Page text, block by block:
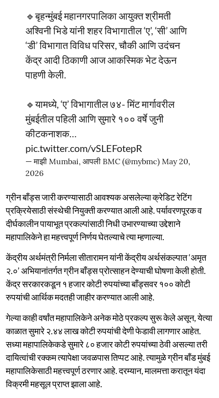
🔹बृहन्मुंबई महानगरपालिका आयुक्त श्रीमती
अश्विनी भिडे यांनी शहर विभागातील ‘ए’, ‘सी’ आणि
‘डी’ विभागात विविध परिसर, चौकी आणि उदंचन
केंद्र आदी ठिकाणी आज आकस्मिक भेट देऊन
पाहणी केली.
🔹यामध्ये, ‘ए’ विभागातील ७४- मिंट मार्गावरील
मुंबईतील पहिली आणि सुमारे १०० वर्षे जुनी
कीटकनाशक…
pic.twitter.com/vSLEFotepR
— माझी Mumbai, आपली BMC (@mybmc) May 20,
2026
ग्रीन बाँड्स जारी करण्यासाठी आवश्यक असलेल्या क्रेडिट रेटिंग
प्रक्रियेसाठी संस्थेची नियुक्ती करण्यात आली आहे. पर्यावरणपूरक व
दीर्घकालीन पायाभूत प्रकल्पांसाठी निधी उभारण्याच्या उद्देशाने
महापालिकेने हा महत्त्वपूर्ण निर्णय घेतल्याचे त्या म्हणाल्या.
केंद्रीय अर्थमंत्री निर्मला सीतारामन यांनी केंद्रीय अर्थसंकल्पात ‘अमृत
२.०’ अभियानांतर्गत ग्रीन बाँड्स प्रोत्साहन देण्याची घोषणा केली होती.
केंद्र सरकारकडून १ हजार कोटी रुपयांच्या बाँड्सवर १०० कोटी
रुपयांची आर्थिक मदतही जाहीर करण्यात आली आहे.
गेल्या काही वर्षांत महापालिकेने अनेक मोठे प्रकल्प सुरू केले असून, येत्या
काळात सुमारे २.४४ लाख कोटी रुपयांची देणी फेडावी लागणार आहेत.
सध्या महापालिकेकडे सुमारे ८० हजार कोटी रुपयांच्या ठेवी असल्या तरी
दायित्वांची रक्कम त्यापेक्षा जवळपास तिप्पट आहे. त्यामुळे ग्रीन बाँड मुंबई
महापालिकेसाठी महत्त्वपूर्ण ठरणार आहे. दरम्यान, मालमत्ता करातून यंदा
विक्रमी महसूल प्राप्त झाला आहे.